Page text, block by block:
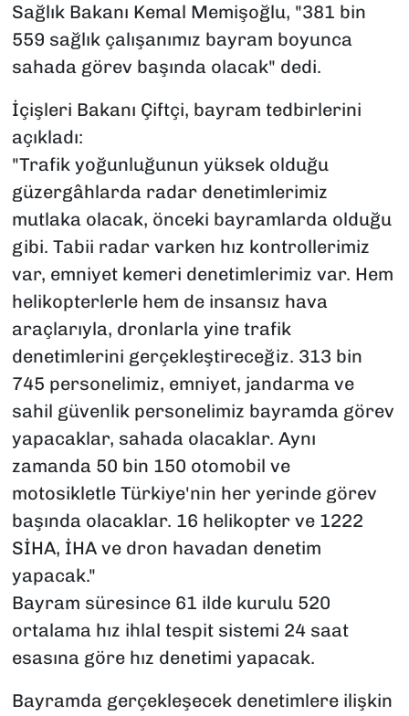
Sağlık Bakanı Kemal Memişoğlu, "381 bin
559 sağlık çalışanımız bayram boyunca
sahada görev başında olacak" dedi.
İçişleri Bakanı Çiftçi, bayram tedbirlerini
açıkladı:
"Trafik yoğunluğunun yüksek olduğu
güzergâhlarda radar denetimlerimiz
mutlaka olacak, önceki bayramlarda olduğu
gibi. Tabii radar varken hız kontrollerimiz
var, emniyet kemeri denetimlerimiz var. Hem
helikopterlerle hem de insansız hava
araçlarıyla, dronlarla yine trafik
denetimlerini gerçekleştireceğiz. 313 bin
745 personelimiz, emniyet, jandarma ve
sahil güvenlik personelimiz bayramda görev
yapacaklar, sahada olacaklar. Aynı
zamanda 50 bin 150 otomobil ve
motosikletle Türkiye'nin her yerinde görev
başında olacaklar. 16 helikopter ve 1222
SİHA, İHA ve dron havadan denetim
yapacak."
Bayram süresince 61 ilde kurulu 520
ortalama hız ihlal tespit sistemi 24 saat
esasına göre hız denetimi yapacak.
Bayramda gerçekleşecek denetimlere ilişkin